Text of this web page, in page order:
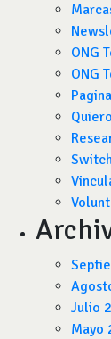
ONG
ONG
Julio
Mayo